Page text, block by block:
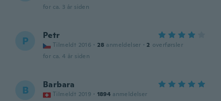
for ca. 3 år siden
P Petr
Tilmeldt 2016 · 28 anmeldelser · 2 overførsler
for ca. 4 år siden
B Barbara
Tilmeldt 2019 · 1894 anmeldelser